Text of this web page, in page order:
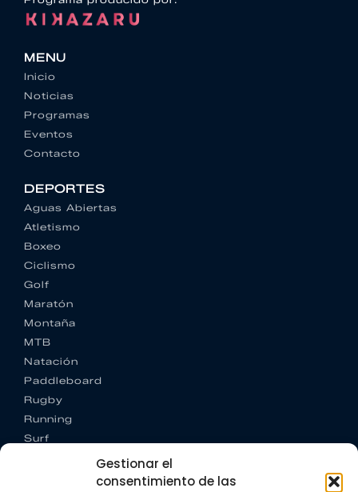
Gestionar el
consentimiento de las
MENU
Inicio
Noticias
Programas
Eventos
Contacto
DEPORTES
Aguas Abiertas
Atletismo
Boxeo
Ciclismo
Golf
Maratón
Montaña
MTB
Natación
Paddleboard
Rugby
Running
Surf